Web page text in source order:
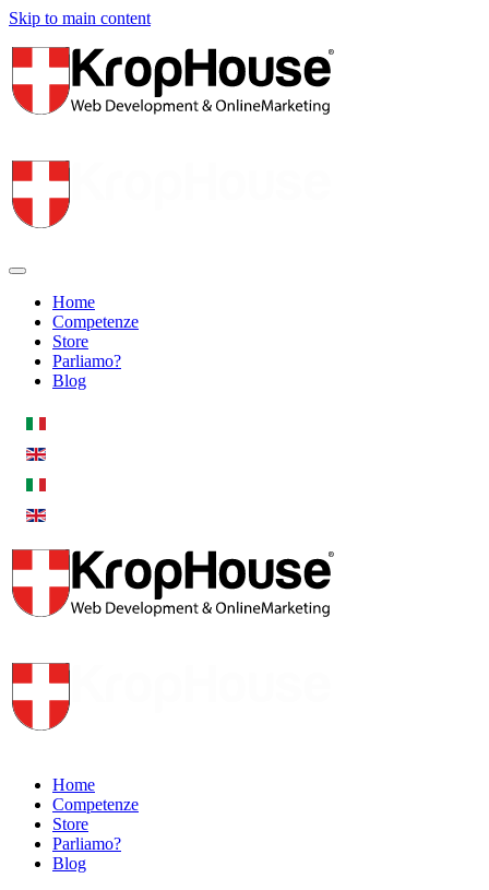
Skip to main content
Home
Competenze
Store
Parliamo?
Blog
Home
Competenze
Store
Parliamo?
Blog